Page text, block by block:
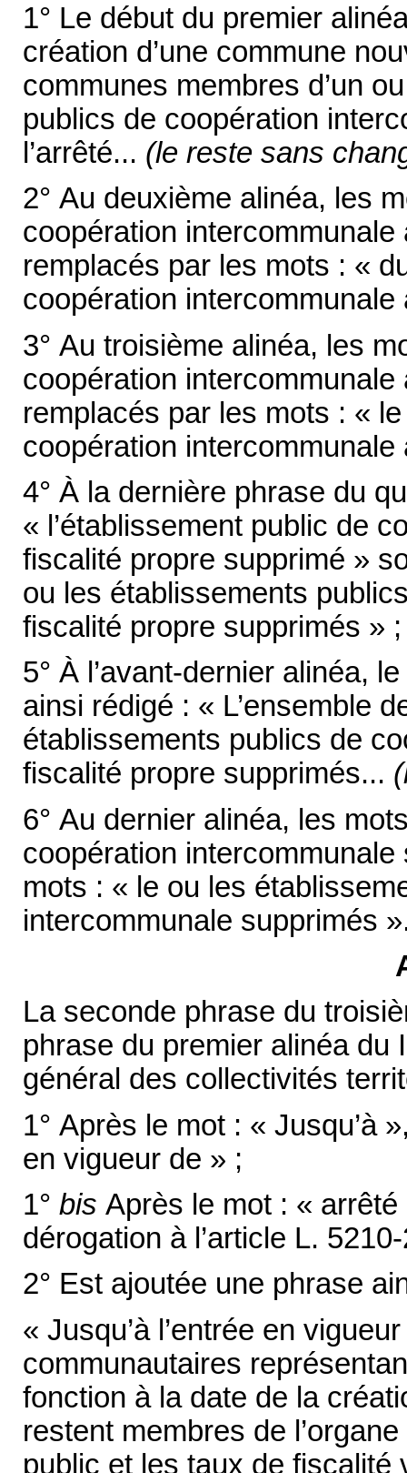
1° Le début du premier
création d’une commune
communes membres d’un
publics de coopération
l’arrêté... (le reste sans
2° Au deuxième alinéa, les
coopération
remplacés par les mots : «
coopération
3° Au troisième alinéa, les
coopération
remplacés par les mots : «
coopération
4° À la dernière phrase du
« l’établissement public de
fiscalité propre supprimé »
ou les établissements
fiscalité propre supprimés » ;
5° À l’avant-dernier alinéa,
ainsi rédigé : « L’ensemble
établissements publics de
fiscalité propre supprimés...
6° Au dernier alinéa, les
coopération
mots : « le ou les
intercommunale supprimés
La seconde phrase du
phrase du premier alinéa du
général des collectivités
1° Après le mot : « Jusqu’à
en vigueur de » ;
1° bis Après le mot : «
dérogation à l’article L.
2° Est ajoutée une phrase
« Jusqu’à l’entrée en
communautaires
fonction à la date de la
restent membres de
public et les taux de